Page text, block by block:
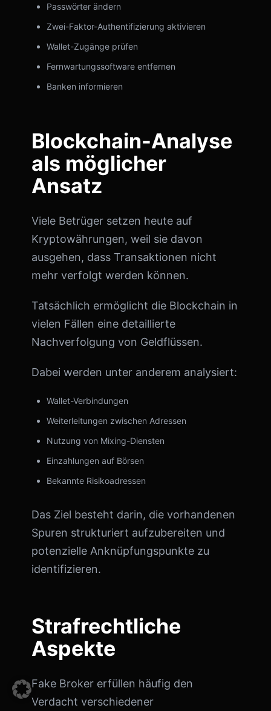
Passwörter ändern
Zwei-Faktor-Authentifizierung aktivieren
Wallet-Zugänge prüfen
Fernwartungssoftware entfernen
Banken informieren
Blockchain-Analyse
als möglicher
Ansatz
Viele Betrüger setzen heute auf
Kryptowährungen, weil sie davon
ausgehen, dass Transaktionen nicht
mehr verfolgt werden können.
Tatsächlich ermöglicht die Blockchain in
vielen Fällen eine detaillierte
Nachverfolgung von Geldflüssen.
Dabei werden unter anderem analysiert:
Wallet-Verbindungen
Weiterleitungen zwischen Adressen
Nutzung von Mixing-Diensten
Einzahlungen auf Börsen
Bekannte Risikoadressen
Das Ziel besteht darin, die vorhandenen
Spuren strukturiert aufzubereiten und
potenzielle Anknüpfungspunkte zu
identifizieren.
Strafrechtliche
Aspekte
Fake Broker erfüllen häufig den
Verdacht verschiedener